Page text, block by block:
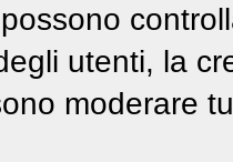
utenti, la
moderare